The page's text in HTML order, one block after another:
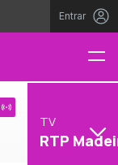
Entrar
TV
RTP